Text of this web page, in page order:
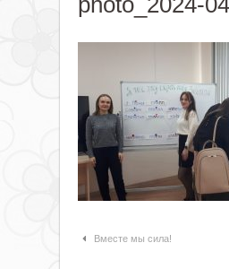
Навигация по статьям
Вместе мы сила!